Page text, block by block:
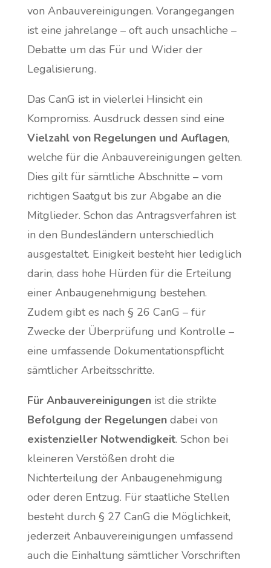
von Anbauvereinigungen. Vorangegangen
ist eine jahrelange – oft auch unsachliche –
Debatte um das Für und Wider der
Legalisierung.
Das CanG ist in vielerlei Hinsicht ein
Kompromiss. Ausdruck dessen sind eine
Vielzahl von Regelungen und Auflagen,
welche für die Anbauvereinigungen gelten.
Dies gilt für sämtliche Abschnitte – vom
richtigen Saatgut bis zur Abgabe an die
Mitglieder. Schon das Antragsverfahren ist
in den Bundesländern unterschiedlich
ausgestaltet. Einigkeit besteht hier lediglich
darin, dass hohe Hürden für die Erteilung
einer Anbaugenehmigung bestehen.
Zudem gibt es nach § 26 CanG – für
Zwecke der Überprüfung und Kontrolle –
eine umfassende Dokumentationspflicht
sämtlicher Arbeitsschritte.
Für Anbauvereinigungenist die strikte
Befolgung der Regelungendabei von
existenzieller Notwendigkeit. Schon bei
kleineren Verstößen droht die
Nichterteilung der Anbaugenehmigung
oder deren Entzug. Für staatliche Stellen
besteht durch § 27 CanG die Möglichkeit,
jederzeit Anbauvereinigungen umfassend
auch die Einhaltung sämtlicher Vorschriften